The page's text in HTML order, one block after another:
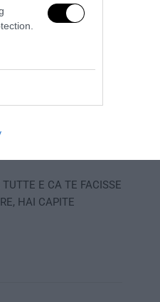
del Pd
5 Agosto 2026
E CA TE FACISSE
HAI CAPITE